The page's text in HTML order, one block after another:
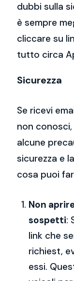
dubbi sulla
è sempre
cliccare su
tutto circa
Sicurezza
Se ricevi
non
alcune
sicurezza e
cosa puoi
Non
sospetti:
link che
richiest,
essi.